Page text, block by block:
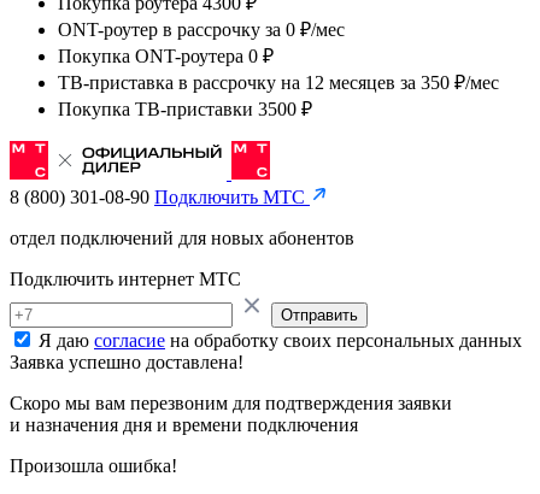
ONT-роутер в рассрочку за 0 ₽/мес
Покупка ONT-роутера 0 ₽
ТВ-приставка в рассрочку на 12 месяцев за 350 ₽/мес
Покупка ТВ-приставки 3500 ₽
8 (800) 301-08-90 Подключить МТС
отдел подключений для новых абонентов
Подключить интернет МТС
Отправить
Я даю согласие на обработку своих персональных данных
Заявка успешно доставлена!
Скоро мы вам перезвоним для подтверждения заявки
и назначения дня и времени подключения
Произошла ошибка!